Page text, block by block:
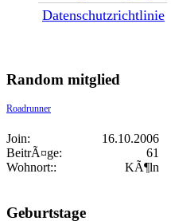
Datenschutzrichtlinie
Random mitglied
Roadrunner
Join:
16.10.2006
BeitrÃ¤ge:
61
Wohnort::
KÃ¶ln
Geburtstage